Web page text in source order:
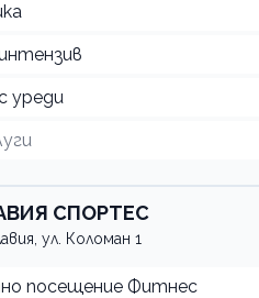
уреди
СПОРТЕС
ул. Коломан 1
посещение Фитнес